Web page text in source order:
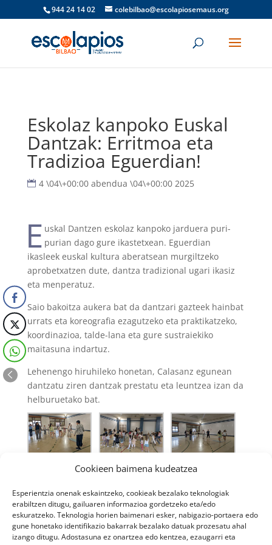
Cookieen baimena kudeatzea
Esperientzia onenak eskaintzeko, cookieak bezalako teknologiak
erabiltzen ditugu, gailuaren informazioa gordetzeko eta/edo
eskuratzeko. Teknologia horien baimenari esker, nabigazio-portaera edo
gune honetako identifikazio bakarrak bezalako datuak prozesatu ahal
izango ditugu. Adostasuna ez onartzea edo kentzea, ezaugarri eta
944 24 14 02 colebilbao@escolapiosemaus.org
Eskolaz kanpoko Euskal
Dantzak: Erritmoa eta
Tradizioa Eguerdian!
4 \04\+00:00 abendua \04\+00:00 2025
E uskal Dantzen eskolaz kanpoko jarduera puri-
purian dago gure ikastetxean. Eguerdian
ikasleek euskal kultura aberatsean murgiltzeko
aprobetxatzen dute, dantza tradizional ugari ikasiz
eta menperatuz.
Saio bakoitza aukera bat da dantzari gazteek hainbat
urrats eta koreografia ezagutzeko eta praktikatzeko,
koordinazioa, talde-lana eta gure sustraiekiko
maitasuna indartuz.
Lehenengo hiruhileko honetan, Calasanz egunean
dantzatu ziren dantzak prestatu eta leuntzea izan da
helburuetako bat.